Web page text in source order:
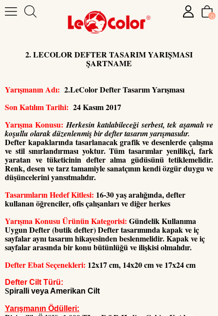
0
2. LECOLOR DEFTER TASARIM YARIŞMASI
ŞARTNAME
Yarışmanın Adı: 2.LeColor Defter Tasarım Yarışması
Son Katılım Tarihi: 24 Kasım 2017
Yarışma Konusu: Herkesin katılabileceği serbest, tek aşamalı ve
koşullu olarak düzenlenmiş bir defter tasarım yarışmasıdır.
Defter kapaklarında tasarlanacak grafik ve desenlerde çalışma
ve stil sınırlandırması yoktur. Tüm tasarımlar yenilikçi, fark
yaratan ve tüketicinin defter alma güdüsünü tetiklemelidir.
Renk, desen ve tarz tamamiyle sanatçının kendi özgür duygu ve
düşüncelerini yansıtmalıdır.
Tasarımların Hedef Kitlesi: 16-30 yaş aralığında, defter
kullanan öğrenciler, ofis çalışanları ve diğer herkes
Yarışma Konusu Ürünün Kategorisi: Gündelik Kullanıma
Uygun Defter (butik defter) Defter tasarımında kapak ve iç
sayfalar aynı tasarım hikayesinden beslenmelidir. Kapak ve iç
sayfalar arasında bir konu bütünlüğü ve ilişkisi olmalıdır.
Defter Ebat Seçenekleri: 12x17 cm, 14x20 cm ve 17x24 cm
Defter Cilt Türü:
Spiralli veya Amerikan Cilt
Yarışmanın Ödülleri: